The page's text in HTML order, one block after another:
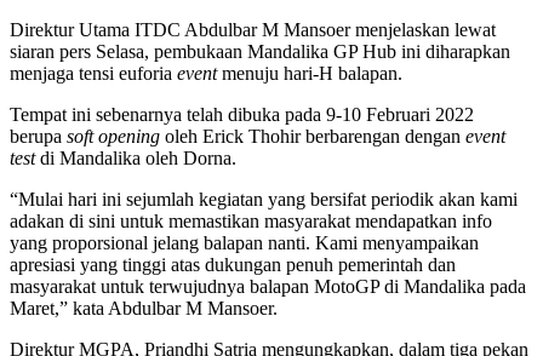
Direktur Utama ITDC Abdulbar M Mansoer menjelaskan lewat
siaran pers Selasa, pembukaan Mandalika GP Hub ini diharapkan
menjaga tensi euforia eventmenuju hari-H balapan.
Tempat ini sebenarnya telah dibuka pada 9-10 Februari 2022
berupa soft opening oleh Erick Thohir berbarengan dengan event
testdi Mandalika oleh Dorna.
“Mulai hari ini sejumlah kegiatan yang bersifat periodik akan kami
adakan di sini untuk memastikan masyarakat mendapatkan info
yang proporsional jelang balapan nanti. Kami menyampaikan
apresiasi yang tinggi atas dukungan penuh pemerintah dan
masyarakat untuk terwujudnya balapan MotoGP di Mandalika pada
Maret,” kata Abdulbar M Mansoer.
Direktur MGPA, Priandhi Satria mengungkapkan, dalam tiga pekan